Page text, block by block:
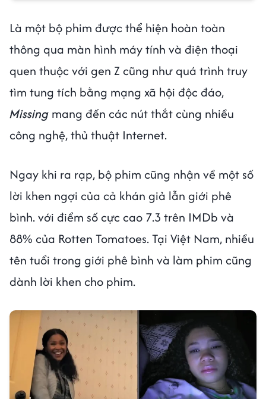
Là một bộ phim được thể hiện hoàn toàn
thông qua màn hình máy tính và điện thoại
quen thuộc với gen Z cũng như quá trình truy
tìm tung tích bằng mạng xã hội độc đáo,
Missing mang đến các nút thắt cùng nhiều
công nghệ, thủ thuật Internet.
Ngay khi ra rạp, bộ phim cũng nhận về một số
lời khen ngợi của cả khán giả lẫn giới phê
bình. với điểm số cực cao 7.3 trên IMDb và
88% của Rotten Tomatoes. Tại Việt Nam, nhiều
tên tuổi trong giới phê bình và làm phim cũng
dành lời khen cho phim.